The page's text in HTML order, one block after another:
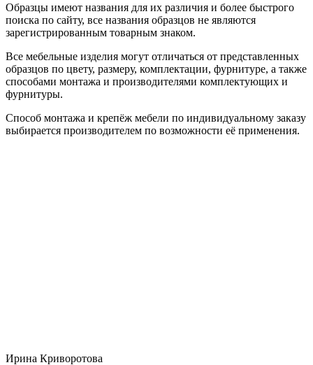
Образцы имеют названия для их различия и более быстрого
поиска по сайту, все названия образцов не являются
зарегистрированным товарным знаком.
Все мебельные изделия могут отличаться от представленных
образцов по цвету, размеру, комплектации, фурнитуре, а также
способами монтажа и производителями комплектующих и
фурнитуры.
Способ монтажа и крепёж мебели по индивидуальному заказу
выбирается производителем по возможности её применения.
Ирина Криворотова